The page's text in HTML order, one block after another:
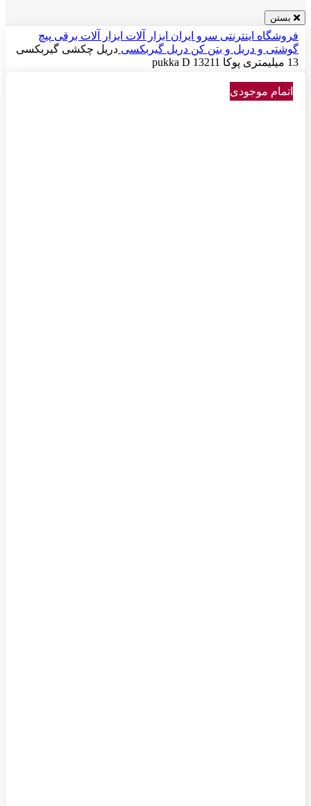
بستن
فروشگاه اینترنتی سرو ایران ابزار آلات ابزار آلات برقی پیچ
گوشتی و دریل و بتن کن دریل گیربکسی دریل چکشی گیربکسی
13 میلیمتری پوکا pukka D 13211
اتمام موجودی